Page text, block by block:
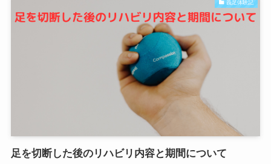
義足体験記
足を切断した後のリハビリ内容と期間について